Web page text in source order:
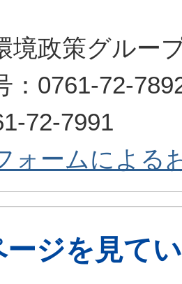
境政策グルー
：0761-72-
72-7991
ォームによる
ージを見て